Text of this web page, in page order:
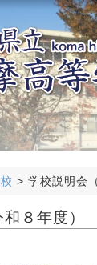
> 学校説明会
８年度）